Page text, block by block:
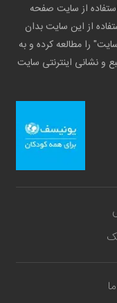
از سایت صفحه
از این سایت بدان
را مطالعه کرده و به
و نشانی اینترنتی سایت